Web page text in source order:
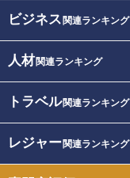
ビジネス 関連ランキング
人材関連ランキング
トラベル関連ランキング
レジャー関連ランキング